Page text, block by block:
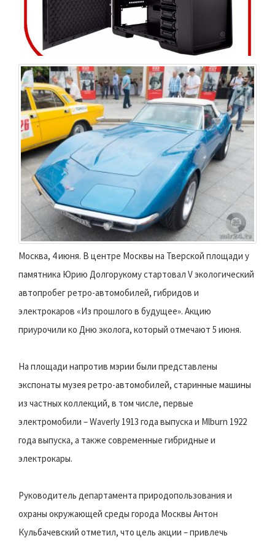
Москва, 4 июня. В центре Москвы на Тверской площади у
памятника Юрию Долгорукому стартовал V экологический
автопробег ретро-автомобилей, гибридов и
электрокаров «Из прошлого в будущее». Акцию
приурочили ко Дню эколога, который отмечают 5 июня.
На площади напротив мэрии были представлены
экспонаты музея ретро-автомобилей, старинные машины
из частных коллекций, в том числе, первые
электромобили – Waverly 1913 года выпуска и Mlburn 1922
года выпуска, а также современные гибридные и
электрокары.
Руководитель департамента природопользования и
охраны окружающей среды города Москвы Антон
Кульбачевский отметил, что цель акции – привлечь